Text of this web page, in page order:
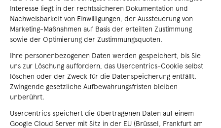
Interesse liegt in der rechtssicheren Dokumentation und
Nachweisbarkeit von Einwilligungen, der Aussteuerung von
Marketing-Maßnahmen auf Basis der erteilten Zustimmung
sowie der Optimierung der Zustimmungsquoten.
Ihre personenbezogenen Daten werden gespeichert, bis Sie
uns zur Löschung auffordern, das Usercentrics-Cookie selbst
löschen oder der Zweck für die Datenspeicherung entfällt.
Zwingende gesetzliche Aufbewahrungsfristen bleiben
unberührt.
Usercentrics speichert die übertragenen Daten auf einem
Google Cloud Server mit Sitz in der EU (Brüssel, Frankfurt am